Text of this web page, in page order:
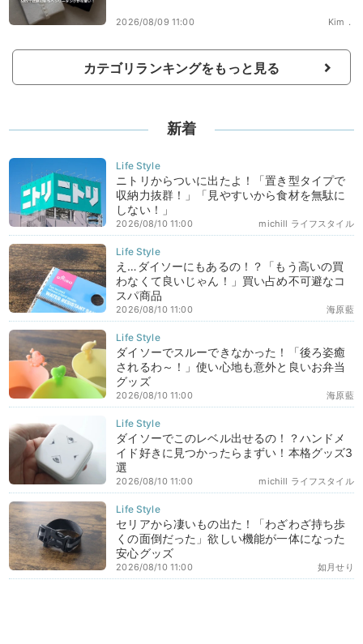
Kim．
2026/08/09 11:00
カテゴリランキングをもっと見る
新着
ニトリからついに出たよ！「置き型タイプで
収納力抜群！」「見やすいから食材を無駄に
しない！」
michill ライフスタイル
2026/08/10 11:00
え…ダイソーにもあるの！？「もう高いの買
わなくて良いじゃん！」買い占め不可避なコ
スパ商品
海原藍
2026/08/10 11:00
ダイソーでスルーできなかった！「後ろ姿癒
されるわ～！」使い心地も意外と良いお弁当
グッズ
海原藍
2026/08/10 11:00
ダイソーでこのレベル出せるの！？ハンドメ
イド好きに見つかったらまずい！本格グッズ3
選
michill ライフスタイル
2026/08/10 11:00
セリアから凄いもの出た！「わざわざ持ち歩
くの面倒だった」欲しい機能が一体になった
安心グッズ
如月せり
2026/08/10 11:00